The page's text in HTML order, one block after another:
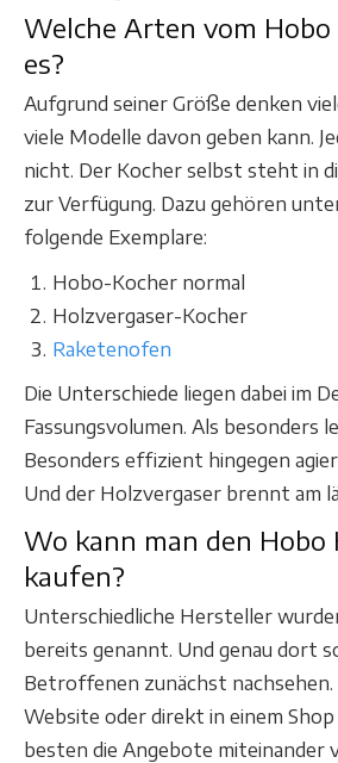
Welche Arten vom Hobo
es?
Aufgrund seiner Größe denken
viele Modelle davon geben kann.
nicht. Der Kocher selbst steht in
zur Verfügung. Dazu gehören
folgende Exemplare:
Hobo-Kocher normal
Holzvergaser-Kocher
Raketenofen
Die Unterschiede liegen dabei im
Fassungsvolumen. Als besonders
Besonders effizient hingegen
Und der Holzvergaser brennt am
Wo kann man den Hobo
kaufen?
Unterschiedliche Hersteller
bereits genannt. Und genau dort
Betroffenen zunächst nachsehen.
Website oder direkt in einem
besten die Angebote miteinander